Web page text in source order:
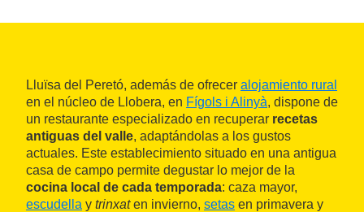
Lluïsa del Peretó, además de ofrecer alojamiento rural
en el núcleo de Llobera, en Fígols i Alinyà, dispone de
un restaurante especializado en recuperar recetas
antiguas del valle, adaptándolas a los gustos
actuales. Este establecimiento situado en una antigua
casa de campo permite degustar lo mejor de la
cocina local de cada temporada: caza mayor,
escudella y trinxaten invierno, setas en primavera y